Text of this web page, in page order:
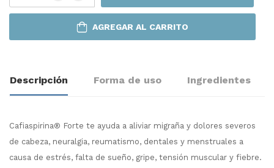
AGREGAR AL CARRITO
Descripción Forma de uso Ingredientes
Cafiaspirina® Forte te ayuda a aliviar migraña y dolores severos
de cabeza, neuralgia, reumatismo, dentales y menstruales a
causa de estrés, falta de sueño, gripe, tensión muscular y fiebre.